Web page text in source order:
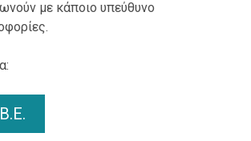
με κάποιο υπεύθυνο